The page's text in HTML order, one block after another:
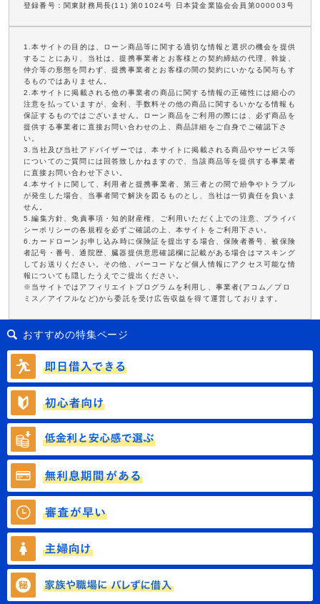
登録番号：関東財務局長(11) 第01024号 日本貸金業協会会員第000003号
1.本サイトの目的は、ローン商品等に関する適切な情報と選択の機会を提供
することにあり、当社は、提携事業者とお客様との契約締結の代理、斡旋、
仲介等の形態を問わず、提携事業者とお客様の間の契約にいかなる関与もす
るものではありません。
2.本サイトに掲載される他の事業者の商品に関する情報の正確性には細心の
注意を払っていますが、金利、手数料その他の商品に関するいかなる情報も
保証するものではございません。ローン商品をご利用の際には、必ず商品を
提供する事業者に直接お問い合わせの上、商品詳細をご自身でご確認下さ
い。
3.当社及び当社アドバイザーでは、本サイトに掲載される商品やサービス等
についてのご質問には回答致しかねますので、当該商品等を提供する事業者
に直接お問い合わせ下さい。
4.本サイトに関して、利用者と提携事業者、第三者との間で紛争やトラブル
が発生した場合、当事者間で解決を図るものとし、当社は一切責任を負いま
せん。
5.編集方針、免責事項・知的財産権、ご利用いただく上での注意、プライバ
シーポリシーの各規程を必ずご確認の上、本サイトをご利用下さい。
6.カードローンお申し込み時に保険証を提出する場合、保険者番号、被保険
者記号・番号、通院歴、臓器提供意思確認欄に記載がある場合はマスキング
してお送りください。その他、バーコードなど個人情報にアクセス可能な情
報についても隠したうえでご提出ください。
※当サイトではアフィリエイトプログラムを利用し、事業者(アコム／プロ
ミス／アイフルなど)から委託を受け広告収益を得て運営しております。
おすすめの特集ページ